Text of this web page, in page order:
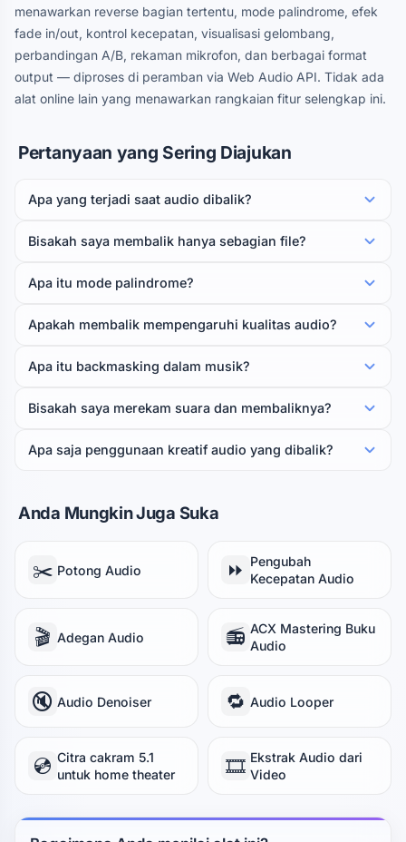
menawarkan reverse bagian tertentu, mode palindrome, efek
fade in/out, kontrol kecepatan, visualisasi gelombang,
perbandingan A/B, rekaman mikrofon, dan berbagai format
output — diproses di peramban via Web Audio API. Tidak ada
alat online lain yang menawarkan rangkaian fitur selengkap ini.
Pertanyaan yang Sering Diajukan
Apa yang terjadi saat audio dibalik?
Bisakah saya membalik hanya sebagian file?
Apa itu mode palindrome?
Apakah membalik mempengaruhi kualitas audio?
Apa itu backmasking dalam musik?
Bisakah saya merekam suara dan membaliknya?
Apa saja penggunaan kreatif audio yang dibalik?
Anda Mungkin Juga Suka
✂️ Potong Audio ⏩ Pengubah
Kecepatan Audio
🎬 Adegan Audio 📻 ACX Mastering Buku
Audio
🔇 Audio Denoiser 🔁 Audio Looper
💿 Citra cakram 5.1
untuk home theater
🎞️ Ekstrak Audio dari
Video